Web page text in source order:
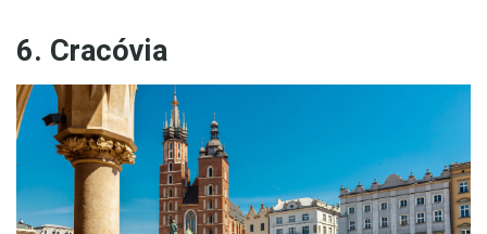
6. Cracóvia